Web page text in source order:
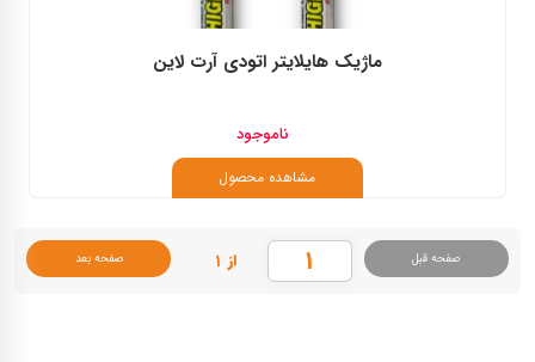
ماژیک هایلایتر اتودی آرت لاین
ناموجود
مشاهده محصول
صفحه قبل از ۱ صفحه بعد